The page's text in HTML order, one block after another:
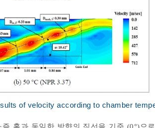
of velocity according to chamber